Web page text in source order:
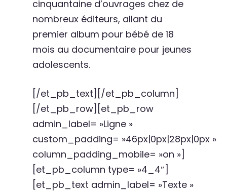
cinquantaine d’ouvrages chez de
nombreux éditeurs, allant du
premier album pour bébé de 18
mois au documentaire pour jeunes
adolescents.
[/et_pb_text][/et_pb_column]
[/et_pb_row][et_pb_row
admin_label= »Ligne »
custom_padding= »46px|0px|28px|0px »
column_padding_mobile= »on »]
[et_pb_column type= »4_4″]
[et_pb_text admin_label= »Texte »